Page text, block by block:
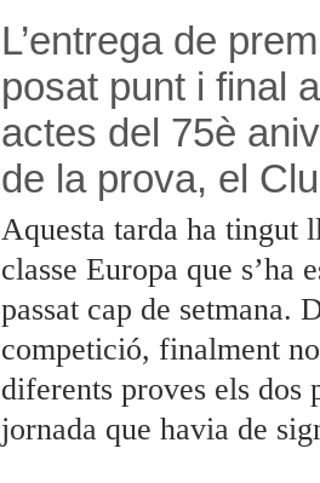
L’entrega de
posat punt i final
actes del 75è
de la prova, el
Aquesta tarda ha tingut
classe Europa que s’ha
passat cap de setmana.
competició, finalment
diferents proves els
jornada que havia de